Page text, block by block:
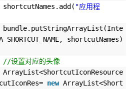
"应用程
shortcutNames)
//设置对应的头像
new ArrayList<Short